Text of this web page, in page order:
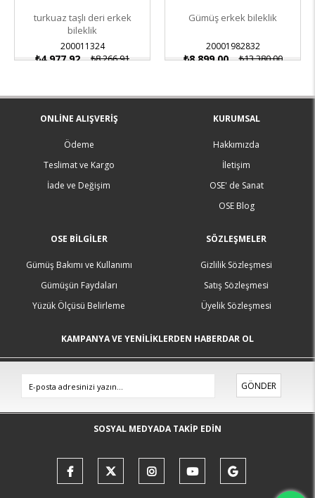
turkuaz taşlı deri erkek
bileklik
200011324
₺4.977,92 ₺8.266,91
Gümüş erkek bileklik
20001982832
₺8.899,00 ₺13.380,00
ONLINE ALIŞVERIŞ
Ödeme
Teslimat ve Kargo
İade ve Değişim
KURUMSAL
Hakkımızda
İletişim
OSE' de Sanat
OSE Blog
OSE BILGILER
Gümüş Bakımı ve Kullanımı
Gümüşün Faydaları
Yüzük Ölçüsü Belirleme
SÖZLEŞMELER
Gizlilik Sözleşmesi
Satış Sözleşmesi
Üyelik Sözleşmesi
KAMPANYA VE YENİLİKLERDEN HABERDAR OL
GÖNDER
SOSYAL MEDYADA TAKİP EDİN